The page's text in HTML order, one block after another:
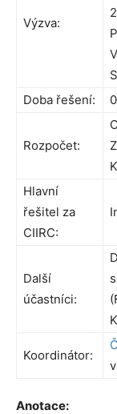
Výzva:
Doba řešení:
Rozpočet:
Hlavní
řešitel za
CIIRC:
Další
účastníci:
Koordinátor:
Anotace: